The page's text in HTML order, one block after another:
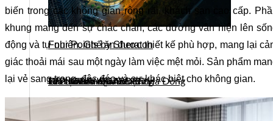
Four Points by Sheraton
Le Pavillon Hội An
WYNDHAM GARDEN Hà Đông
Tòa nhà VinaFor Building
Cải tạo tòa nhà Sun City
Nhà Khách Quân Đội
biến trong các không gian rộng rãi, khách sạn cao cấp.
khung mang đến sự chắc chắn, các đường vân hiện lên
động và tự nhiên. Ghế ăn được thiết kế phù hợp, mang lại
giác thoải mái sau một ngày làm việc mệt mỏi. Sản phẩm
lại vẻ sang trọng, độc đáo và sự khác biệt cho không gian.